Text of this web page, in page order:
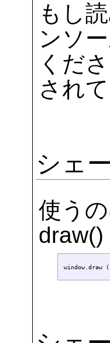
もし
ンソ
くだ
され
シェ
使う